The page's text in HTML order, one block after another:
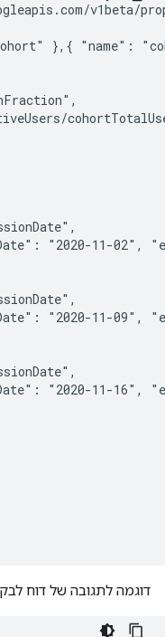
v1beta/
},{ "name":
"2020-11-02",
"2020-11-09",
"2020-11-16",
דוגמה לתגובה של דוח